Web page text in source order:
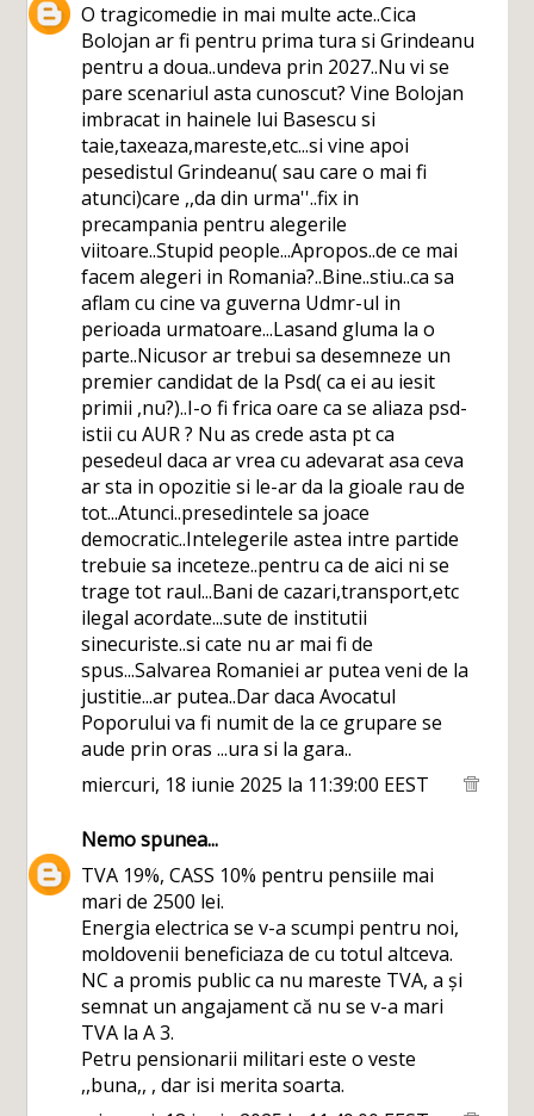
O tragicomedie in mai multe acte..Cica
Bolojan ar fi pentru prima tura si Grindeanu
pentru a doua..undeva prin 2027..Nu vi se
pare scenariul asta cunoscut? Vine Bolojan
imbracat in hainele lui Basescu si
taie,taxeaza,mareste,etc...si vine apoi
pesedistul Grindeanu( sau care o mai fi
atunci)care ,,da din urma''..fix in
precampania pentru alegerile
viitoare..Stupid people...Apropos..de ce mai
facem alegeri in Romania?..Bine..stiu..ca sa
aflam cu cine va guverna Udmr-ul in
perioada urmatoare...Lasand gluma la o
parte..Nicusor ar trebui sa desemneze un
premier candidat de la Psd( ca ei au iesit
primii ,nu?)..I-o fi frica oare ca se aliaza psd-
istii cu AUR ? Nu as crede asta pt ca
pesedeul daca ar vrea cu adevarat asa ceva
ar sta in opozitie si le-ar da la gioale rau de
tot...Atunci..presedintele sa joace
democratic..Intelegerile astea intre partide
trebuie sa inceteze..pentru ca de aici ni se
trage tot raul...Bani de cazari,transport,etc
ilegal acordate...sute de institutii
sinecuriste..si cate nu ar mai fi de
spus...Salvarea Romaniei ar putea veni de la
justitie...ar putea..Dar daca Avocatul
Poporului va fi numit de la ce grupare se
aude prin oras ...ura si la gara..
miercuri, 18 iunie 2025 la 11:39:00 EEST
Nemospunea...
TVA 19%, CASS 10% pentru pensiile mai
mari de 2500 lei.
Energia electrica se v-a scumpi pentru noi,
moldovenii beneficiaza de cu totul altceva.
NC a promis public ca nu mareste TVA, a și
semnat un angajament că nu se v-a mari
TVA la A 3.
Petru pensionarii militari este o veste
,,buna,, , dar isi merita soarta.